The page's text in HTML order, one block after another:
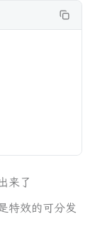
来了
特效的可分发